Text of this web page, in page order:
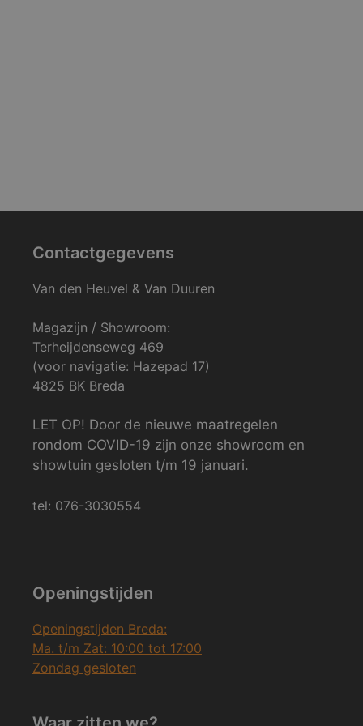
Contactgegevens
Van den Heuvel & Van Duuren
Magazijn / Showroom:
Terheijdenseweg 469
(voor navigatie: Hazepad 17)
4825 BK Breda
LET OP! Door de nieuwe maatregelen
rondom COVID-19 zijn onze showroom en
showtuin gesloten t/m 19 januari.
tel: 076-3030554
Openingstijden
Openingstijden Breda:
Ma. t/m Zat: 10:00 tot 17:00
Zondag gesloten